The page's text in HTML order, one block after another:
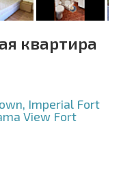
квартира
Imperial Fort
View Fort